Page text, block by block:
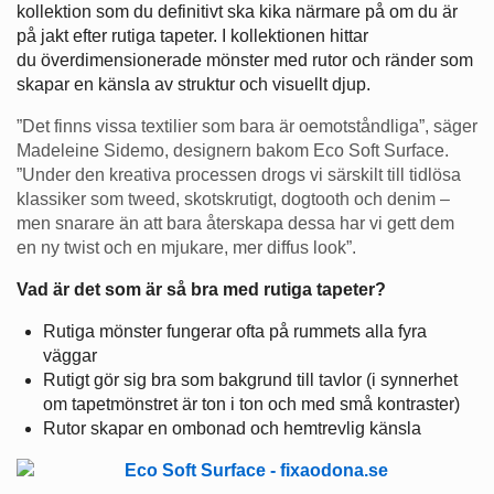
kollektion som du definitivt ska kika närmare på om du är
på jakt efter rutiga tapeter. I kollektionen hittar
du överdimensionerade mönster med rutor och ränder som
skapar en känsla av struktur och visuellt djup.
”Det finns vissa textilier som bara är oemotståndliga”, säger
Madeleine Sidemo, designern bakom Eco Soft Surface.
”Under den kreativa processen drogs vi särskilt till tidlösa
klassiker som tweed, skotskrutigt, dogtooth och denim –
men snarare än att bara återskapa dessa har vi gett dem
en ny twist och en mjukare, mer diffus look”.
Vad är det som är så bra med rutiga tapeter?
Rutiga mönster fungerar ofta på rummets alla fyra
väggar
Rutigt gör sig bra som bakgrund till tavlor (i synnerhet
om tapetmönstret är ton i ton och med små kontraster)
Rutor skapar en ombonad och hemtrevlig känsla